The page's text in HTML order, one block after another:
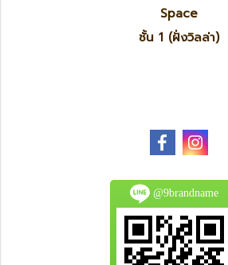
Space
ชั้น 1 (ฝั่งวิลล่า)
@9brandname